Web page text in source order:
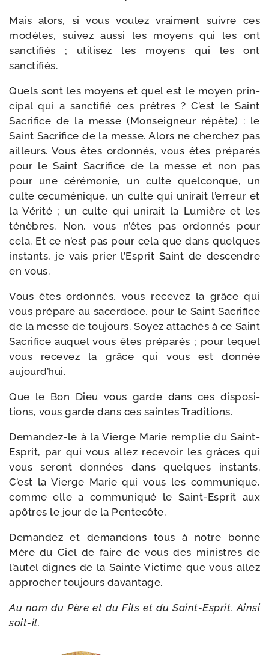
Mais alors, si vous vou­lez vrai­ment suivre ces
modèles, sui­vez aus­si les moyens qui les ont
sanc­ti­fiés ; uti­li­sez les moyens qui les ont
sanctifiés.
Quels sont les moyens et quel est le moyen prin­
ci­pal qui a sanc­ti­fié ces prêtres ? C’est le Saint
Sacrifice de la messe (Monseigneur répète) : le
Saint Sacrifice de la messe. Alors ne cher­chez pas
ailleurs. Vous êtes ordon­nés, vous êtes pré­pa­rés
pour le Saint Sacrifice de la messe et non pas
pour une céré­mo­nie, un culte quel­conque, un
culte œcu­mé­nique, un culte qui uni­rait l’erreur et
la Vérité ; un culte qui uni­rait la Lumière et les
ténèbres. Non, vous n’êtes pas ordon­nés pour
cela. Et ce n’est pas pour cela que dans quelques
ins­tants, je vais prier l’Esprit Saint de des­cendre
en vous.
Vous êtes ordon­nés, vous rece­vez la grâce qui
vous pré­pare au sacer­doce, pour le Saint Sacrifice
de la messe de tou­jours. Soyez atta­chés à ce Saint
Sacrifice auquel vous êtes pré­pa­rés ; pour lequel
vous rece­vez la grâce qui vous est don­née
aujourd’hui.
Que le Bon Dieu vous garde dans ces dis­po­si­
tions, vous garde dans ces saintes Traditions.
Demandez-​le à la Vierge Marie rem­plie du Saint-​
Esprit, par qui vous allez rece­voir les grâces qui
vous seront don­nées dans quelques ins­tants.
C’est la Vierge Marie qui vous les com­mu­nique,
comme elle a com­mu­ni­qué le Saint-​Esprit aux
apôtres le jour de la Pentecôte.
Demandez et deman­dons tous à notre bonne
Mère du Ciel de faire de vous des ministres de
l’autel dignes de la Sainte Victime que vous allez
appro­cher tou­jours davantage.
Au nom du Père et du Fils et du Saint-​Esprit. Ainsi
soit-il.